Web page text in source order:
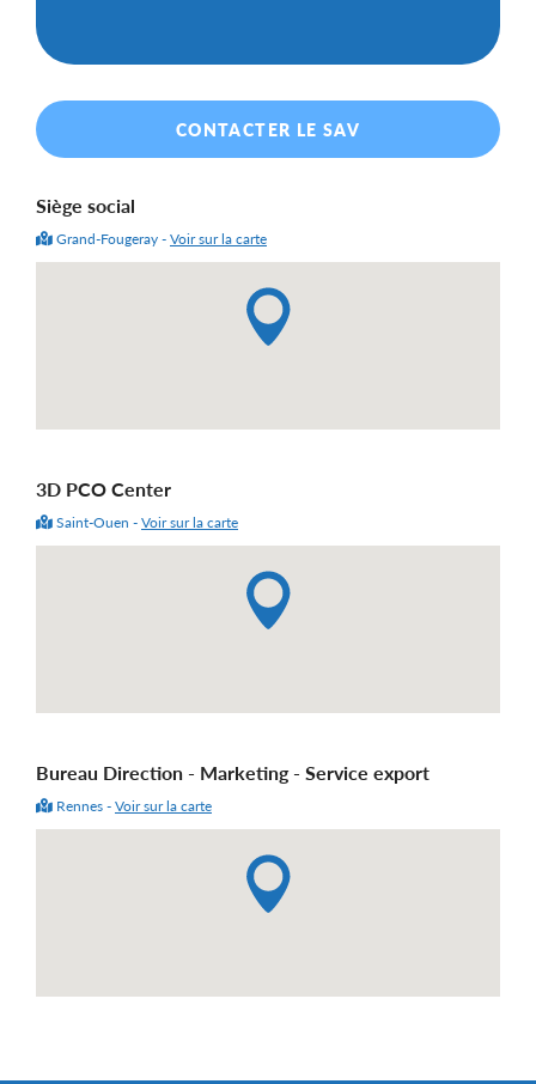
Siège social
Grand-Fougeray -Voir sur la carte
3D PCO Center
Saint-Ouen -Voir sur la carte
Bureau Direction - Marketing - Service export
Rennes -Voir sur la carte
CONTACTER LE SAV